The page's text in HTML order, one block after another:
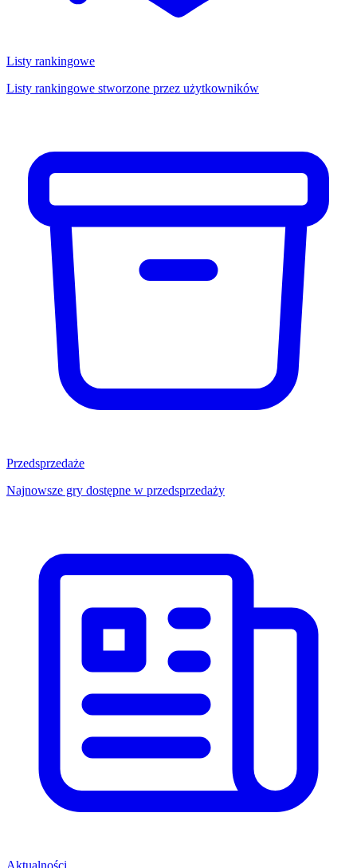
Listy rankingowe
Listy rankingowe stworzone przez użytkowników
Przedsprzedaże
Najnowsze gry dostępne w przedsprzedaży
Aktualności